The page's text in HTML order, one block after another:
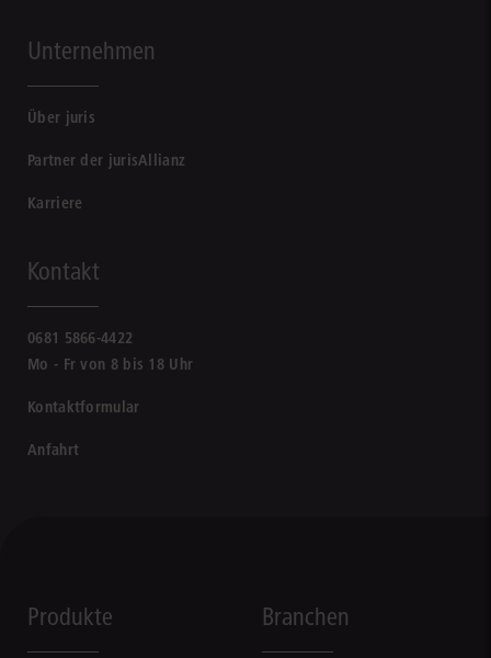
Unternehmen
Über juris
Partner der jurisAllianz
Karriere
Kontakt
0681 5866-4422
Mo - Fr von 8 bis 18 Uhr
Kontaktformular
Anfahrt
Produkte Branchen